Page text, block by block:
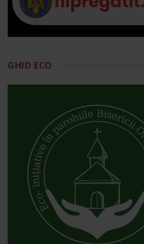
GHID ECO